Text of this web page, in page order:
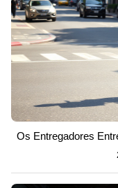
Os Entregadores